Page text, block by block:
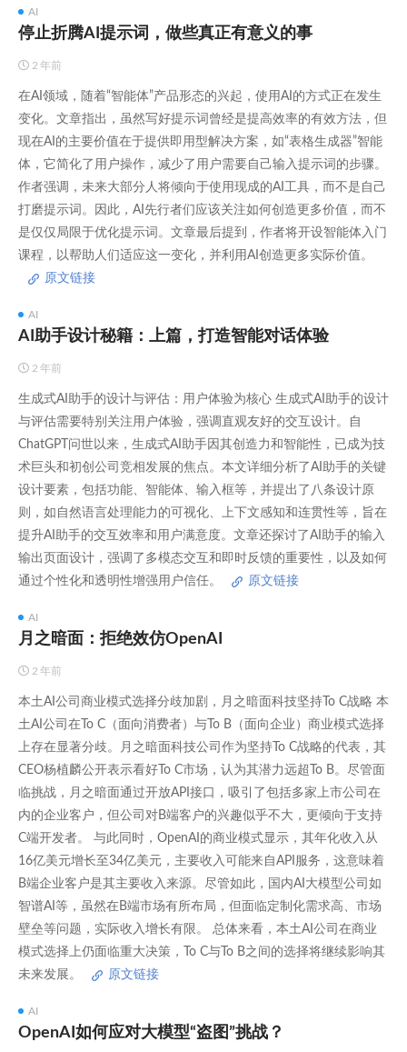
AI
停止折腾AI提示词，做些真正有意义的事
2 年前
在AI领域，随着“智能体”产品形态的兴起，使用AI的方式正在发生
变化。文章指出，虽然写好提示词曾经是提高效率的有效方法，但
现在AI的主要价值在于提供即用型解决方案，如“表格生成器”智能
体，它简化了用户操作，减少了用户需要自己输入提示词的步骤。
作者强调，未来大部分人将倾向于使用现成的AI工具，而不是自己
打磨提示词。因此，AI先行者们应该关注如何创造更多价值，而不
是仅仅局限于优化提示词。文章最后提到，作者将开设智能体入门
课程，以帮助人们适应这一变化，并利用AI创造更多实际价值。
原文链接
AI
AI助手设计秘籍：上篇，打造智能对话体验
2 年前
生成式AI助手的设计与评估：用户体验为核心 生成式AI助手的设计
与评估需要特别关注用户体验，强调直观友好的交互设计。自
ChatGPT问世以来，生成式AI助手因其创造力和智能性，已成为技
术巨头和初创公司竞相发展的焦点。本文详细分析了AI助手的关键
设计要素，包括功能、智能体、输入框等，并提出了八条设计原
则，如自然语言处理能力的可视化、上下文感知和连贯性等，旨在
提升AI助手的交互效率和用户满意度。文章还探讨了AI助手的输入
输出页面设计，强调了多模态交互和即时反馈的重要性，以及如何
通过个性化和透明性增强用户信任。
原文链接
AI
月之暗面：拒绝效仿OpenAI
2 年前
本土AI公司商业模式选择分歧加剧，月之暗面科技坚持To C战略 本
土AI公司在To C（面向消费者）与To B（面向企业）商业模式选择
上存在显著分歧。月之暗面科技公司作为坚持To C战略的代表，其
CEO杨植麟公开表示看好To C市场，认为其潜力远超To B。尽管面
临挑战，月之暗面通过开放API接口，吸引了包括多家上市公司在
内的企业客户，但公司对B端客户的兴趣似乎不大，更倾向于支持
C端开发者。 与此同时，OpenAI的商业模式显示，其年化收入从
16亿美元增长至34亿美元，主要收入可能来自API服务，这意味着
B端企业客户是其主要收入来源。尽管如此，国内AI大模型公司如
智谱AI等，虽然在B端市场有所布局，但面临定制化需求高、市场
壁垒等问题，实际收入增长有限。 总体来看，本土AI公司在商业
模式选择上仍面临重大决策，To C与To B之间的选择将继续影响其
未来发展。
原文链接
AI
OpenAI如何应对大模型“盗图”挑战？